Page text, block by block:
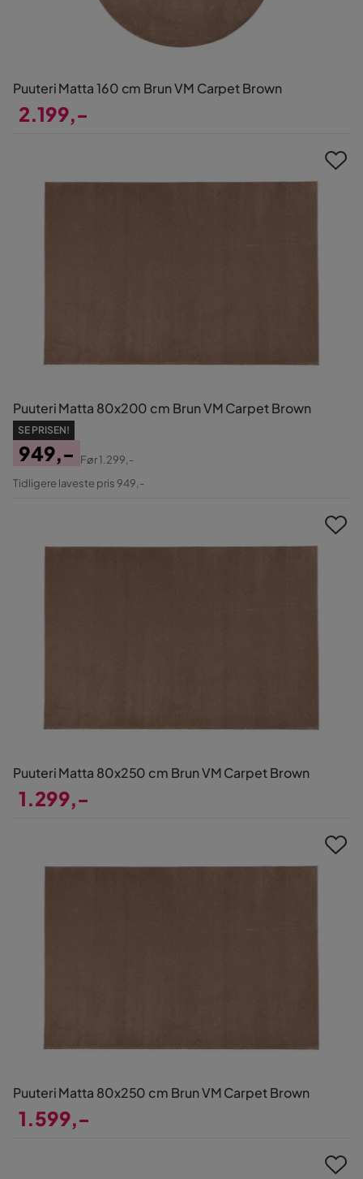
Puuteri Matta 160 cm Brun VM Carpet Brown
2.199,-
Puuteri Matta 80x200 cm Brun VM Carpet Brown
SE PRISEN!
Pris
949,-
Original
Før1.299,-
Tidligere laveste pris 949,-
Puuteri Matta 80x250 cm Brun VM Carpet Brown
1.299,-
Puuteri Matta 80x250 cm Brun VM Carpet Brown
1.599,-